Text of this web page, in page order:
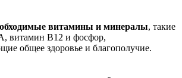
витамины и минералы, такие
витамин B12 и фосфор,
общее здоровье и благополучие.